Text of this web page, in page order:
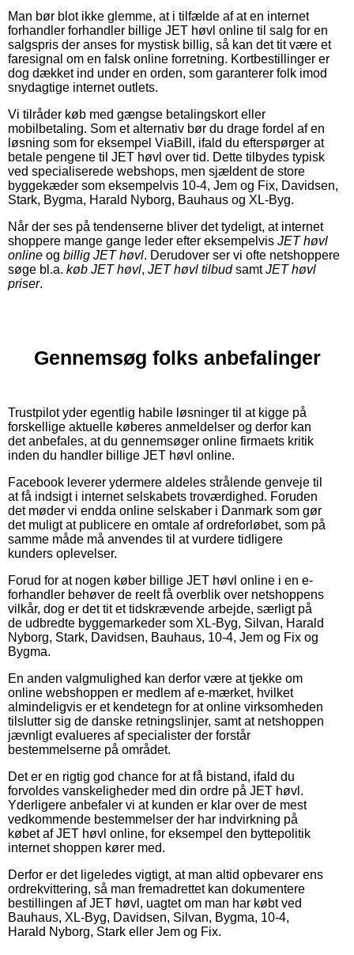
Man bør blot ikke glemme, at i tilfælde af at en internet
forhandler forhandler billige JET høvl online til salg for en
salgspris der anses for mystisk billig, så kan det tit være et
faresignal om en falsk online forretning. Kortbestillinger er
dog dækket ind under en orden, som garanterer folk imod
snydagtige internet outlets.
Vi tilråder køb med gængse betalingskort eller
mobilbetaling. Som et alternativ bør du drage fordel af en
løsning som for eksempel ViaBill, ifald du efterspørger at
betale pengene til JET høvl over tid. Dette tilbydes typisk
ved specialiserede webshops, men sjældent de store
byggekæder som eksempelvis 10-4, Jem og Fix, Davidsen,
Stark, Bygma, Harald Nyborg, Bauhaus og XL-Byg.
Når der ses på tendenserne bliver det tydeligt, at internet
shoppere mange gange leder efter eksempelvis JET høvl
online og billig JET høvl. Derudover ser vi ofte netshoppere
søge bl.a. køb JET høvl, JET høvl tilbudsamtJET høvl
priser.
Gennemsøg folks anbefalinger
Trustpilot yder egentlig habile løsninger til at kigge på
forskellige aktuelle køberes anmeldelser og derfor kan
det anbefales, at du gennemsøger online firmaets kritik
inden du handler billige JET høvl online.
Facebook leverer ydermere aldeles strålende genveje til
at få indsigt i internet selskabets troværdighed. Foruden
det møder vi endda online selskaber i Danmark som gør
det muligt at publicere en omtale af ordreforløbet, som på
samme måde må anvendes til at vurdere tidligere
kunders oplevelser.
Forud for at nogen køber billige JET høvl online i en e-
forhandler behøver de reelt få overblik over netshoppens
vilkår, dog er det tit et tidskrævende arbejde, særligt på
de udbredte byggemarkeder som XL-Byg, Silvan, Harald
Nyborg, Stark, Davidsen, Bauhaus, 10-4, Jem og Fix og
Bygma.
En anden valgmulighed kan derfor være at tjekke om
online webshoppen er medlem af e-mærket, hvilket
almindeligvis er et kendetegn for at online virksomheden
tilslutter sig de danske retningslinjer, samt at netshoppen
jævnligt evalueres af specialister der forstår
bestemmelserne på området.
Det er en rigtig god chance for at få bistand, ifald du
forvoldes vanskeligheder med din ordre på JET høvl.
Yderligere anbefaler vi at kunden er klar over de mest
vedkommende bestemmelser der har indvirkning på
købet af JET høvl online, for eksempel den byttepolitik
internet shoppen kører med.
Derfor er det ligeledes vigtigt, at man altid opbevarer ens
ordrekvittering, så man fremadrettet kan dokumentere
bestillingen af JET høvl, uagtet om man har købt ved
Bauhaus, XL-Byg, Davidsen, Silvan, Bygma, 10-4,
Harald Nyborg, Stark eller Jem og Fix.